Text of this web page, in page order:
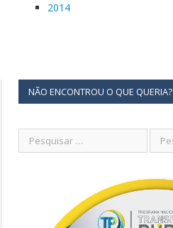
2014
NÃO ENCONTROU O QUE QUERIA?